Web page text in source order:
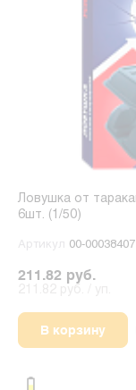
Ловушка от
6шт. (1/50)
Артикул 00-00038407
211.82 руб.
В корзину